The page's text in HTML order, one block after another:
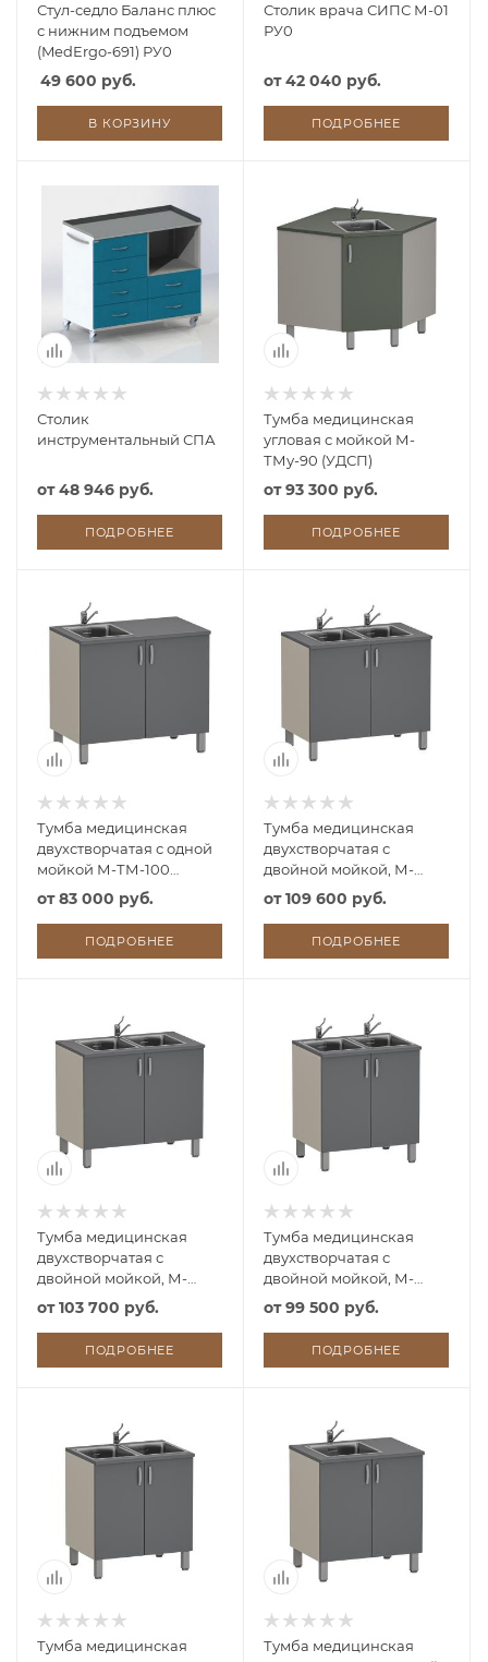
Стул-седло Баланс плюс
с нижним подъемом
(MedErgo-691) РУ0
49 600 руб.
В КОРЗИНУ
Столик врача СИПС М-01
РУ0
от42 040 руб.
ПОДРОБНЕЕ
Столик
инструментальный СПА
от48 946 руб.
ПОДРОБНЕЕ
Тумба медицинская
угловая с мойкой М-
ТМу-90 (УДСП)
от93 300 руб.
ПОДРОБНЕЕ
Тумба медицинская
двухстворчатая с одной
мойкой М-ТМ-100
(УДСП)
от83 000 руб.
ПОДРОБНЕЕ
Тумба медицинская
двухстворчатая с
двойной мойкой, М-
ТМ/2-100 (УДСП, 2
смесителя локтевых)
от109 600 руб.
ПОДРОБНЕЕ
Тумба медицинская
двухстворчатая с
двойной мойкой, М-
ТМ/2-100 (УДСП)
от103 700 руб.
ПОДРОБНЕЕ
Тумба медицинская
двухстворчатая с
двойной мойкой, М-
ТМ/2-80 (УДСП, 2
смесителя локтевых)
от99 500 руб.
ПОДРОБНЕЕ
Тумба медицинская
Тумба медицинская